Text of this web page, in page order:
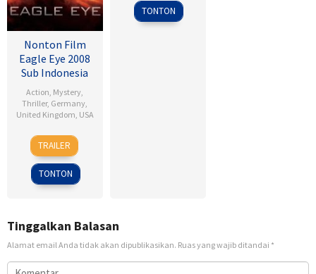
Nonton Film
Eagle Eye 2008
Sub Indonesia
Action, Mystery,
Thriller, Germany,
United Kingdom, USA
25
Sep
2008
D.J.
Caruso
TRAILER
TONTON
Matteo
Garrone
TONTON
Tinggalkan Balasan
Alamat email Anda tidak akan dipublikasikan. Ruas yang wajib ditandai *